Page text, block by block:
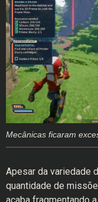
Mecânicas ficaram
Apesar da variedade
quantidade de